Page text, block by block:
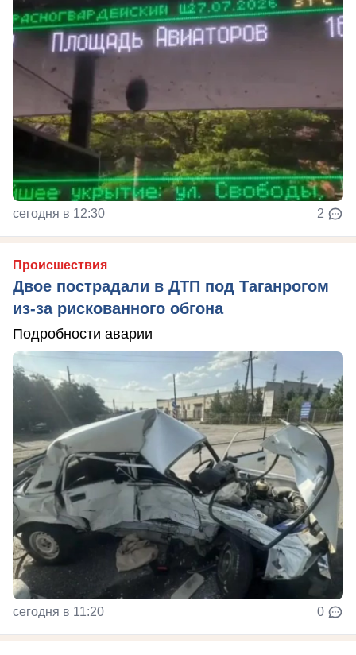
сегодня в 12:30 2
Происшествия
Двое пострадали в ДТП под Таганрогом
из-за рискованного обгона
Подробности аварии
сегодня в 11:20 0